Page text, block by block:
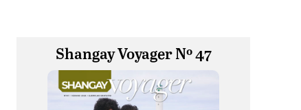
Shangay Voyager Nº 47